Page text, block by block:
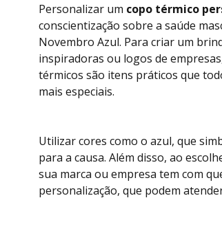
Personalizar um copo térmico
conscientização sobre a saúde
Novembro Azul. Para criar um
inspiradoras ou logos de
térmicos são itens práticos que
mais especiais.
Utilizar cores como o azul, que
para a causa. Além disso, ao
sua marca ou empresa tem com
personalização, que podem